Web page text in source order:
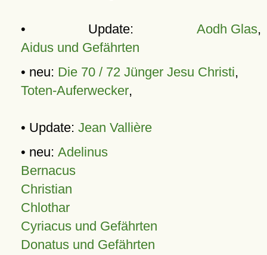
• Update: Aodh Glas,
Aidus und Gefährten
• neu: Die 70 / 72 Jünger Jesu Christi,
Toten-Auferwecker,
• Update: Jean Vallière
• neu: Adelinus
Bernacus
Christian
Chlothar
Cyriacus und Gefährten
Donatus und Gefährten